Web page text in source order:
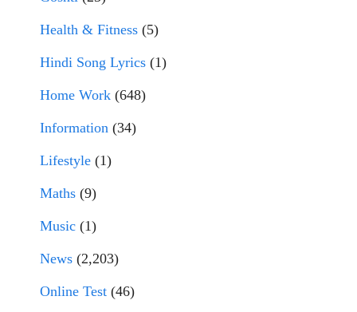
Health & Fitness (5)
Hindi Song Lyrics (1)
Home Work (648)
Information (34)
Lifestyle (1)
Maths (9)
Music (1)
News (2,203)
Online Test (46)